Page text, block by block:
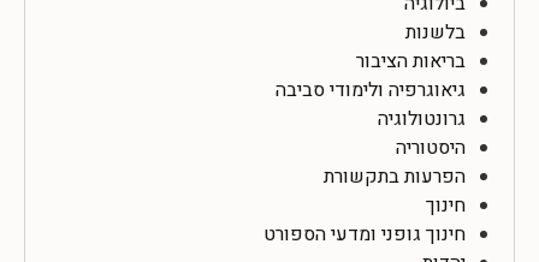
בלשנות
בריאות הציבור
גיאוגרפיה ולימודי סביבה
גרונטולוגיה
היסטוריה
הפרעות בתקשורת
חינוך
חינוך גופני ומדעי הספורט